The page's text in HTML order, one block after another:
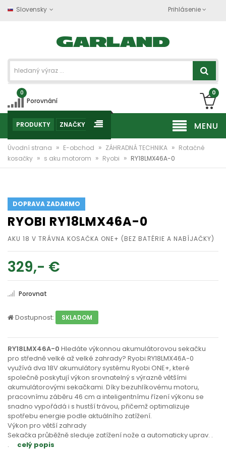
Slovensky Prihlásenie
0
Porovnání
0
MENU
PRODUKTY ZNAČKY
Úvodní strana » E-obchod » ZÁHRADNÁ TECHNIKA » Rotačné
kosačky » s aku motorom » Ryobi » RY18LMX46A-0
DOPRAVA ZADARMO
RYOBI RY18LMX46A-0
AKU 18 V TRÁVNA KOSAČKA ONE+ (BEZ BATÉRIE A NABÍJAČKY)
329,- €
Porovnat
Dostupnost: SKLADOM
RY18LMX46A-0 Hledáte výkonnou akumulátorovou sekačku
pro středně velké až velké zahrady? Ryobi RY18LMX46A-0
využívá dva 18V akumulátory systému Ryobi ONE+, které
společně poskytují výkon srovnatelný s výrazně většími
akumulátorovými sekačkami. Díky bezuhlíkovému motoru,
pracovnímu záběru 46 cm a inteligentnímu řízení výkonu se
snadno vypořádá i s hustší trávou, přičemž optimalizuje
spotřebu energie podle aktuálního zatížení.
Výkon pro větší zahrady
Sekačka průběžně sleduje zatížení nože a automaticky uprav. .
.
celý popis